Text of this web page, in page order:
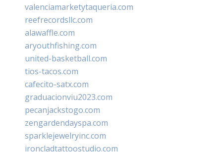
valenciamarketytaqueria.com
reefrecordsllc.com
alawaffle.com
aryouthfishing.com
united-basketball.com
tios-tacos.com
cafecito-satx.com
graduacionviu2023.com
pecanjackstogo.com
zengardendayspa.com
sparklejewelryinc.com
ironcladtattoostudio.com